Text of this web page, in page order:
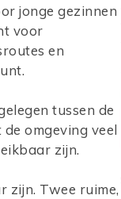
jonge gezinnen
voor
en
tussen de
omgeving veel
zijn.
zijn. Twee ruime,